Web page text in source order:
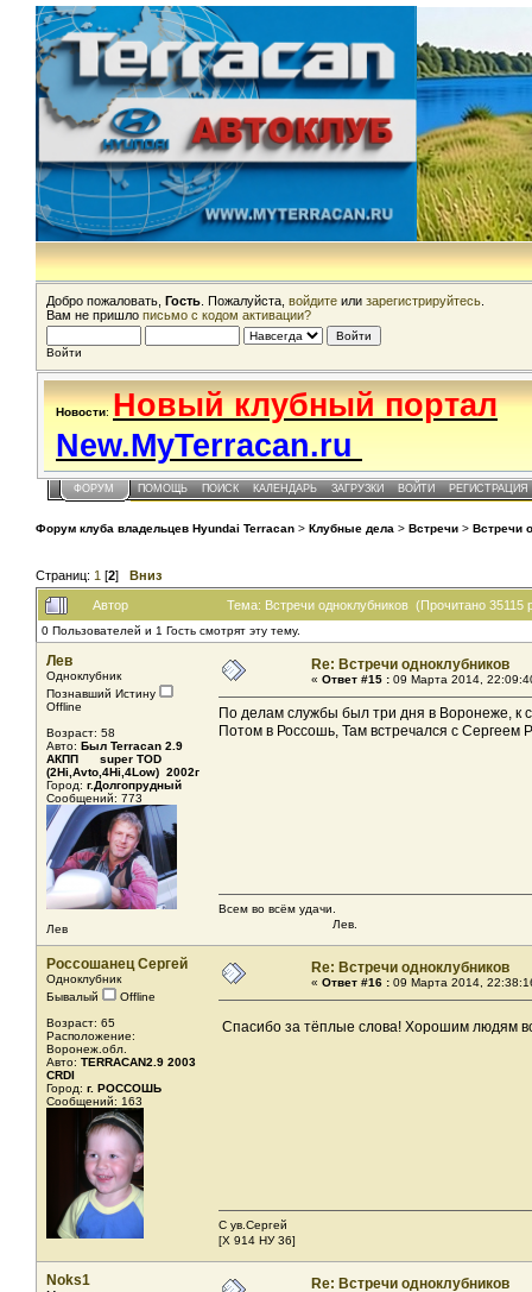
Добро пожаловать, Гость . Пожалуйста, войдите или зарегистрируйтесь
Вам не пришло письмо с кодом активации?
Войти
Новости: Новый клубный портал
New.MyTerracan.ru
ФОРУМ ПОМОЩЬ ПОИСК КАЛЕНДАРЬ ЗАГРУЗКИ ВОЙТИ РЕГИСТРАЦИЯ
Форум клуба владельцев Hyundai Terracan > Клубные дела > Встречи > Встречи
Страниц: 1 [2] Вниз
Автор Тема: Встречи одноклубников (Прочитано 35115
0 Пользователей и 1 Гость смотрят эту тему.
Лев
Одноклубник
Познавший Истину
Offline
Возраст: 58
Авто: Был Terracan 2.9
АКПП super TOD
(2Hi,Avto,4Hi,4Low) 2002г
Город: г.Долгопрудный
Сообщений: 773
Лев
Re: Встречи одноклубников
« Ответ #15 : 09 Марта 2014,
По делам службы был три дня в Воронеже, к
Потом в Россошь, Там встречался с
Всем во всём удачи.
Лев.
Россошанец Сергей
Одноклубник
Бывалый
Offline
Возраст: 65
Расположение:
Воронеж.обл.
Авто: TERRACAN2.9 2003
CRDI
Город: г. РОССОШЬ
Сообщений: 163
Re: Встречи одноклубников
« Ответ #16 : 09 Марта 2014,
Спасибо за тёплые слова! Хорошим людям
С ув.Сергей
[X 914 НУ 36]
Noks1 Re: Встречи одноклубников